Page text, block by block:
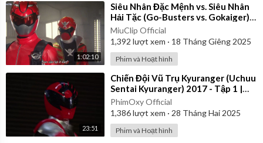
1:02:10
⁣Siêu Nhân Đặc Mệnh vs. Siêu Nhân
Hải Tặc (Go-Busters vs. Gokaiger) |
Vietsub
MiuClip Official
1,392 lượt xem · 18 Tháng Giêng 2025
Phim và Hoạt hình
23:51
⁣Chiến Đội Vũ Trụ Kyuranger (Uchuu
Sentai Kyuranger) 2017 - Tập 1 |
Thuyết Minh
PhimOxy Official
1,386lượt xem · 28 Tháng Hai 2025
Phim và Hoạt hình